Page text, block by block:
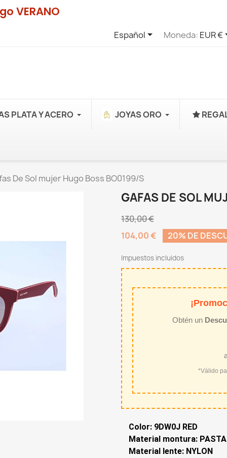
VERANO
Español Moneda: EUR €
PLATA Y ACERO JOYAS ORO
De Sol mujer Hugo Boss BO0199/S
GAFAS DE SOL
130,00 €
104,00 €
20% DE
Impuestos incluidos
Obtén un
*Válido
Color: 9DW0J RED
Material montura: PASTA
Material lente: NYLON